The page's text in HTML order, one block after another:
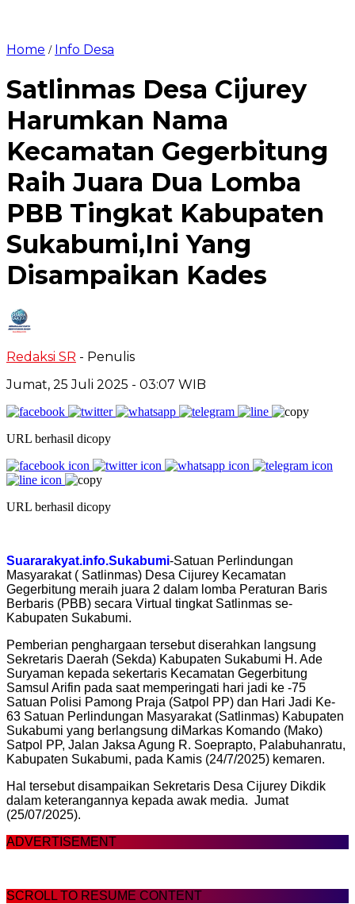
Home / Info Desa
Satlinmas Desa Cijurey
Harumkan Nama
Kecamatan Gegerbitung
Raih Juara Dua Lomba
PBB Tingkat Kabupaten
Sukabumi,Ini Yang
Disampaikan Kades
Redaksi SR - Penulis
Jumat, 25 Juli 2025 - 03:07 WIB
URL berhasil dicopy
URL berhasil dicopy
Suararakyat.info.Sukabumi-Satuan Perlindungan
Masyarakat ( Satlinmas) Desa Cijurey Kecamatan
Gegerbitung meraih juara 2 dalam lomba Peraturan Baris
Berbaris (PBB) secara Virtual tingkat Satlinmas se-
Kabupaten Sukabumi.
Pemberian penghargaan tersebut diserahkan langsung
Sekretaris Daerah (Sekda) Kabupaten Sukabumi H. Ade
Suryaman kepada sekertaris Kecamatan Gegerbitung
Samsul Arifin pada saat memperingati hari jadi ke -75
Satuan Polisi Pamong Praja (Satpol PP) dan Hari Jadi Ke-
63 Satuan Perlindungan Masyarakat (Satlinmas) Kabupaten
Sukabumi yang berlangsung diMarkas Komando (Mako)
Satpol PP, Jalan Jaksa Agung R. Soeprapto, Palabuhanratu,
Kabupaten Sukabumi, pada Kamis (24/7/2025) kemaren.
Hal tersebut disampaikan Sekretaris Desa Cijurey Dikdik
dalam keterangannya kepada awak media. Jumat
(25/07/2025).
ADVERTISEMENT
SCROLL TO RESUME CONTENT